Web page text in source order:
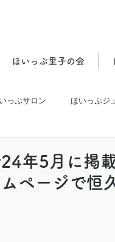
ほいっぷ里子の会
っぷサロン ほいっぷジ
年5月に掲
ページで恒